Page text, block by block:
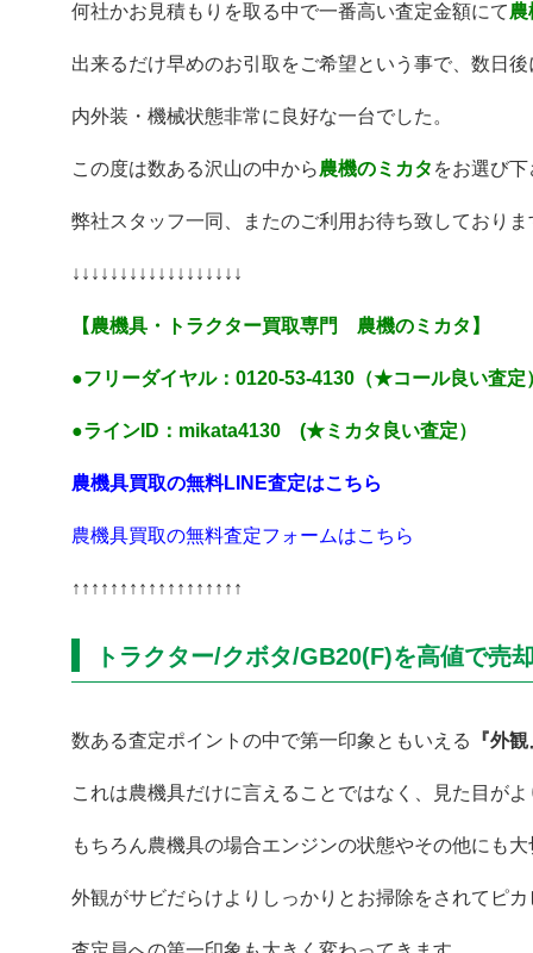
何社かお見積もりを取る中で一番高い査定金額にて農
出来るだけ早めのお引取をご希望という事で、数日
内外装・機械状態非常に良好な一台でした。
この度は数ある沢山の中から農機のミカタ をお選び
弊社スタッフ一同、またのご利用お待ち致しておりま
↓↓↓↓↓↓↓↓↓↓↓↓↓↓↓↓↓↓
【農機具・トラクター買取専門 農機のミカタ】
●フリーダイヤル：0120-53-4130（★コール良い査定
●ラインID：mikata4130 (★ミカタ良い査定）
農機具買取の無料LINE査定はこちら
農機具買取の無料査定フォームはこちら
↑↑↑↑↑↑↑↑↑↑↑↑↑↑↑↑↑↑
トラクター/クボタ/GB20(F)を高値で売
数ある査定ポイントの中で第一印象ともいえる 『外
これは農機具だけに言えることではなく、見た目が
もちろん農機具の場合エンジンの状態やその他にも
外観がサビだらけよりしっかりとお掃除をされてピ